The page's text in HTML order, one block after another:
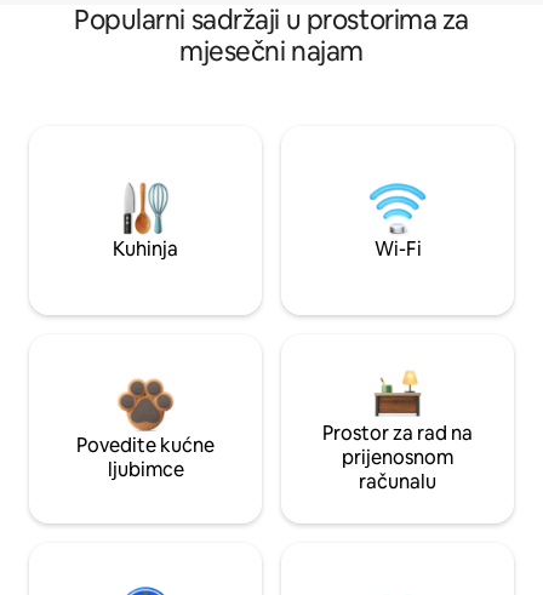
Popularni sadržaji u prostorima za
mjesečni najam
Kuhinja Wi-Fi
Povedite kućne
ljubimce
Prostor za rad na
prijenosnom
računalu